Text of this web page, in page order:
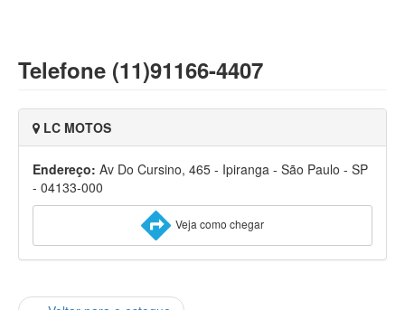
Telefone (11)91166-4407
LC MOTOS
Endereço: Av Do Cursino, 465 - Ipiranga - São Paulo - SP
- 04133-000
Veja como chegar